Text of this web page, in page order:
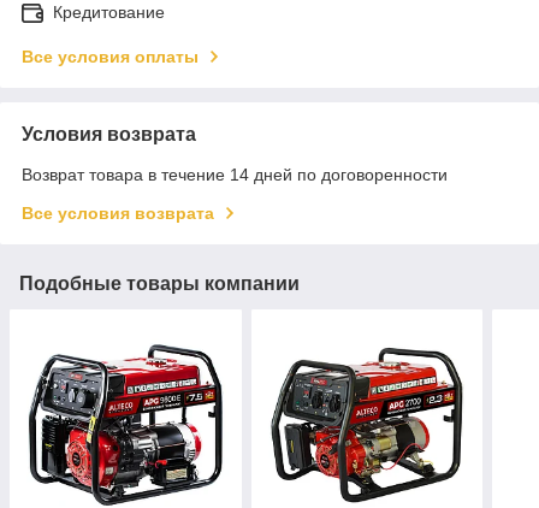
Кредитование
Все условия оплаты
Условия возврата
Возврат товара в течение 14 дней по договоренности
Все условия возврата
Подобные товары компании